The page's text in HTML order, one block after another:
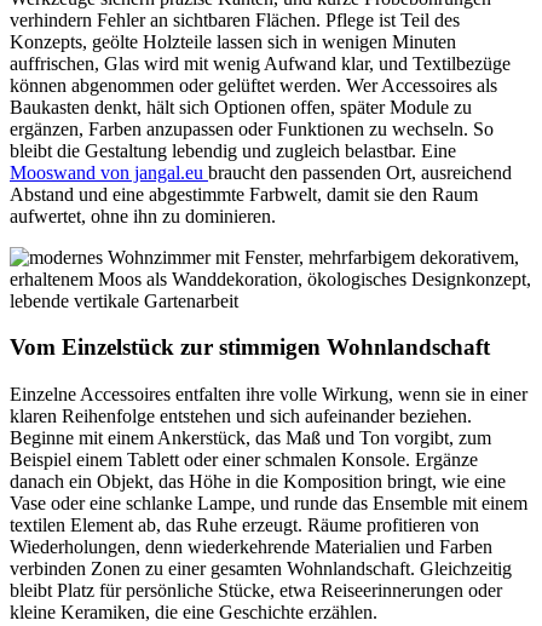
verhindern Fehler an sichtbaren Flächen. Pflege ist Teil des
Konzepts, geölte Holzteile lassen sich in wenigen Minuten
auffrischen, Glas wird mit wenig Aufwand klar, und Textilbezüge
können abgenommen oder gelüftet werden. Wer Accessoires als
Baukasten denkt, hält sich Optionen offen, später Module zu
ergänzen, Farben anzupassen oder Funktionen zu wechseln. So
bleibt die Gestaltung lebendig und zugleich belastbar. Eine
Mooswand von jangal.eu braucht den passenden Ort, ausreichend
Abstand und eine abgestimmte Farbwelt, damit sie den Raum
aufwertet, ohne ihn zu dominieren.
Vom Einzelstück zur stimmigen Wohnlandschaft
Einzelne Accessoires entfalten ihre volle Wirkung, wenn sie in einer
klaren Reihenfolge entstehen und sich aufeinander beziehen.
Beginne mit einem Ankerstück, das Maß und Ton vorgibt, zum
Beispiel einem Tablett oder einer schmalen Konsole. Ergänze
danach ein Objekt, das Höhe in die Komposition bringt, wie eine
Vase oder eine schlanke Lampe, und runde das Ensemble mit einem
textilen Element ab, das Ruhe erzeugt. Räume profitieren von
Wiederholungen, denn wiederkehrende Materialien und Farben
verbinden Zonen zu einer gesamten Wohnlandschaft. Gleichzeitig
bleibt Platz für persönliche Stücke, etwa Reiseerinnerungen oder
kleine Keramiken, die eine Geschichte erzählen.